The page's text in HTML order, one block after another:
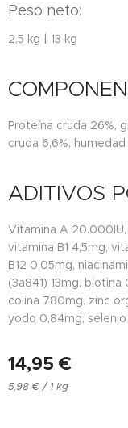
Peso neto:
2,5 kg | 13 kg
Proteína cruda 26%,
cruda 6,6%, humedad
ADITIVOS
Vitamina A 20.000IU,
vitamina B1 4,5mg,
B12 0,05mg,
(3a841) 13mg,
colina 780mg, zinc
yodo 0,84mg,
14,95 €
5,98 € / 1 kg